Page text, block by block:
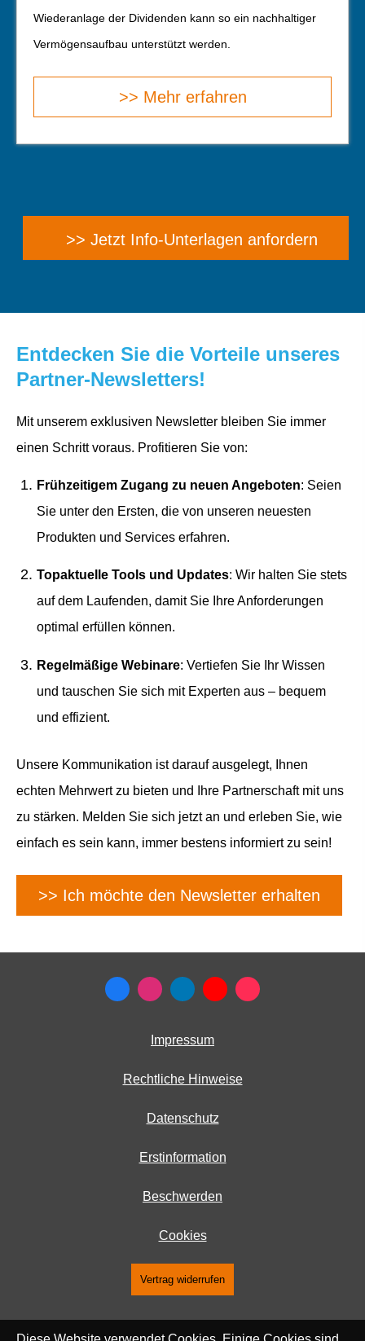
Wiederanlage der Dividenden kann so ein nachhaltiger
Vermögensaufbau unterstützt werden.
>> Mehr erfahren
>> Jetzt Info-Unterlagen anfordern
Entdecken Sie die Vorteile unseres
Partner-Newsletters!
Mit unserem exklusiven Newsletter bleiben Sie immer
einen Schritt voraus. Profitieren Sie von:
Frühzeitigem Zugang zu neuen Angeboten: Seien
Sie unter den Ersten, die von unseren neuesten
Produkten und Services erfahren.
Topaktuelle Tools und Updates: Wir halten Sie stets
auf dem Laufenden, damit Sie Ihre Anforderungen
optimal erfüllen können.
Regelmäßige Webinare: Vertiefen Sie Ihr Wissen
und tauschen Sie sich mit Experten aus – bequem
und effizient.
Unsere Kommunikation ist darauf ausgelegt, Ihnen
echten Mehrwert zu bieten und Ihre Partnerschaft mit uns
zu stärken. Melden Sie sich jetzt an und erleben Sie, wie
einfach es sein kann, immer bestens informiert zu sein!
>> Ich möchte den Newsletter erhalten
Impressum
Rechtliche Hinweise
Datenschutz
Erstinformation
Beschwerden
Cookies
Vertrag widerrufen